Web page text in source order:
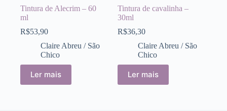
Tintura de Alecrim – 60
ml
R$53,90
Claire Abreu / São
Chico
Ler mais
Tintura de cavalinha –
30ml
R$36,30
Claire Abreu / São
Chico
Ler mais